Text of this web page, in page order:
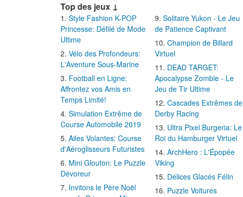
Top des jeux ↓
Style Fashion K-POP
Princesse: Défilé de Mode
Ultime
Vélo des Profondeurs:
L'Aventure Sous-Marine
Football en Ligne:
Affrontez vos Amis en
Temps Limité!
Simulation Extrême de
Course Automobile 2019
Ailes Volantes: Course
d'Aéroglisseurs Futuristes
Mini Glouton: Le Puzzle
Dévoreur
Invitons le Père Noël
Solitaire Yukon - Le Jeu
de Patience Captivant
Champion de Billard
Virtuel
DEAD TARGET:
Apocalypse Zombie - Le
Jeu de Tir Ultime
Cascades Extrêmes de
Derby Racing
Ultra Pixel Burgeria: Le
Roi du Hamburger Virtuel
ArchHero : L'Épopée
Viking
Délices Glacés Félin
Puzzle Voitures